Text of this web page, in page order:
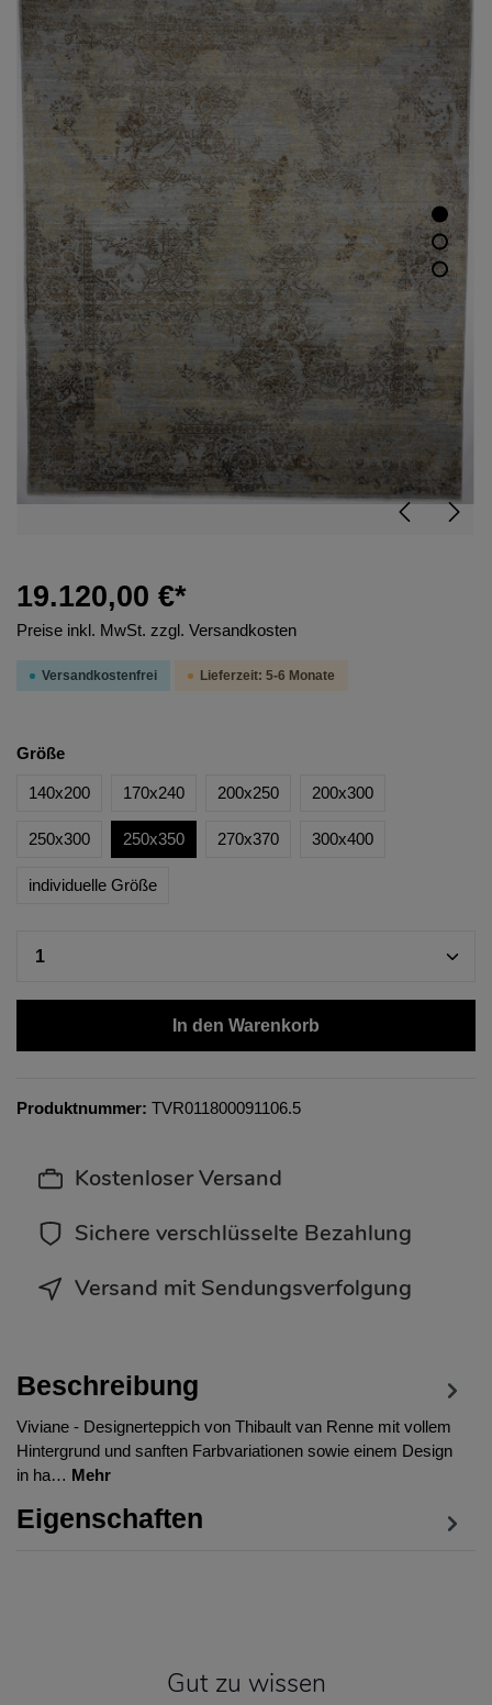
19.120,00 €*
Preise inkl. MwSt. zzgl. Versandkosten
Versandkostenfrei Lieferzeit: 5-6 Monate
Größe
140x200 170x240 200x250 200x300
250x300 250x350 270x370 300x400
individuelle Größe
In den Warenkorb
Produktnummer: TVR011800091106.5
Kostenloser Versand
Sichere verschlüsselte Bezahlung
Versand mit Sendungsverfolgung
Beschreibung
Viviane - Designerteppich von Thibault van Renne mit vollem
Hintergrund und sanften Farbvariationen sowie einem Design
in ha… Mehr
Eigenschaften
Gut zu wissen